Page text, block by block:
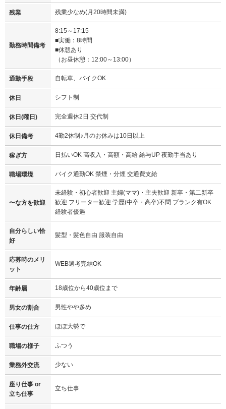
残業 残業少なめ(月20時間未満)
勤務時間備考
8:15～17:15
■実働：8時間
■休憩あり
（お昼休憩：12:00～13:00）
通勤手段 自転車、バイクOK
休日 シフト制
休日(曜日) 完全週休2日 交代制
休日備考 4勤2休制♪月のお休みは10日以上
稼ぎ方 日払いOK 高収入・高額・高給 給与UP 夜勤手当あり
職場環境 バイク通勤OK 禁煙・分煙 交通費支給
〜な方を歓迎
未経験・初心者歓迎 主婦(ママ)・主夫歓迎 新卒・第二新卒
歓迎 フリーター歓迎 学歴(中卒・高卒)不問 ブランク有OK
経験者優遇
自分らしい恰
好
髪型・髪色自由 服装自由
応募時のメリ
ット
WEB選考完結OK
年齢層 18歳位から40歳位まで
男女の割合 男性やや多め
仕事の仕方 ほぼ大勢で
職場の様子 ふつう
業務外交流 少ない
座り仕事 or
立ち仕事
立ち仕事